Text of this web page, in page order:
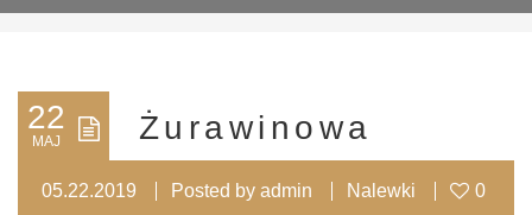
22
MAJ Żurawinowa
05.22.2019 Posted by admin Nalewki 0